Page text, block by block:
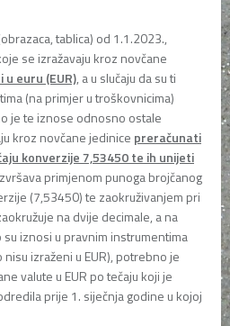
tablica) od 1.1.2023.,
se izražavaju kroz novčane
euru (EUR), a u slučaju da su ti
(na primjer u troškovnicima)
je te iznose odnosno ostale
kroz novčane jedinice preračunati
konverzije 7,53450 te ih unijeti
primjenom punoga brojčanog
(7,53450) te zaokruživanjem pri
na dvije decimale, a na
iznosi u pravnim instrumentima
izraženi u EUR), potrebno je
valute u EUR po tečaju koji je
prije 1. siječnja godine u kojoj